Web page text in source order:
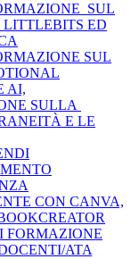
SUL
ED
SUL
AI,
SULLA
E LE
CON CANVA,
FORMAZIONE
ATA